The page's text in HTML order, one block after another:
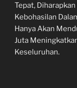
Tepat,
Kebohasilan
Hanya Akan
Juta
Keseluruhan.